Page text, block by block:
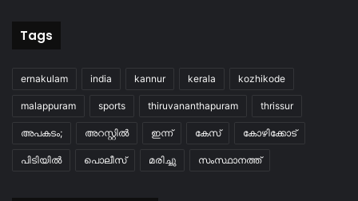
Tags
ernakulam india kannur kerala kozhikode
malappuram sports thiruvananthapuram thrissur
അപകടം; അറസ്റ്റിൽ ഇന്ന് കേസ് കോഴിക്കോട്
പിടിയിൽ പൊലീസ് മരിച്ചു സംസ്ഥാനത്ത്